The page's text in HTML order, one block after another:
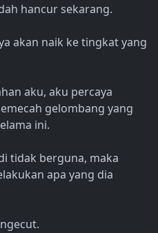
hancur sekarang.
akan naik ke tingkat yang
aku, aku percaya
gelombang yang
ini.
tidak berguna, maka
apa yang dia